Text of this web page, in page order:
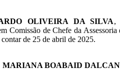
OLIVEIRA DA SILVA,
Comissão de Chefe da
contar de 25 de abril de 2025.
MARIANA BOABAID